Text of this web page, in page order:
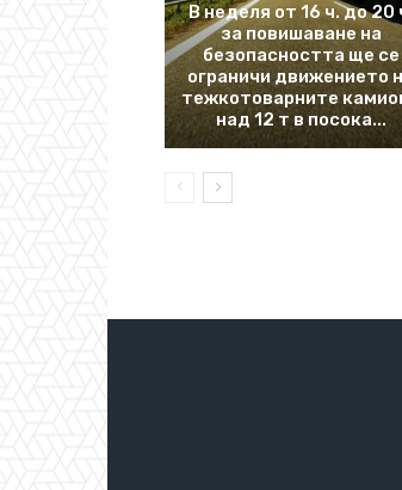
В неделя от 16 ч. до 20
за повишаване на
безопасността ще се
ограничи движението
тежкотоварните
над 12 т в посока...